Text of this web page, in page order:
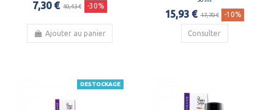
7,30 € 10,43 € -30%
Ajouter au panier
15,93 € 17,70 € -10%
Consulter
DESTOCKAGE